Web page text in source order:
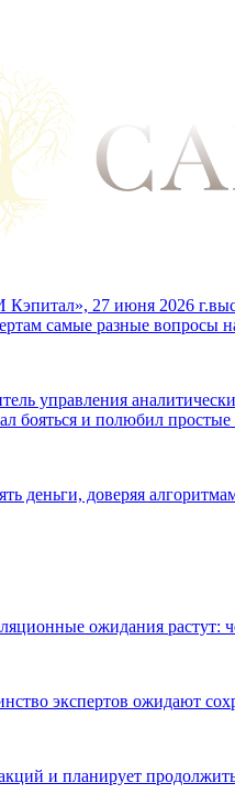
27 июня 2026
самые разные вопросы
управления
бояться и полюбил
деньги, доверяя
ожидания
экспертов ожидают
и планирует